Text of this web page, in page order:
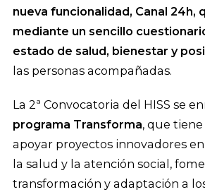
nueva funcionalidad, Canal 24h,
mediante un sencillo
estado de salud, bienestar y
las personas acompañadas.
La 2ª Convocatoria del HISS se
programa Transforma, que
apoyar proyectos innovadores
la salud y la atención social,
transformación y adaptación a